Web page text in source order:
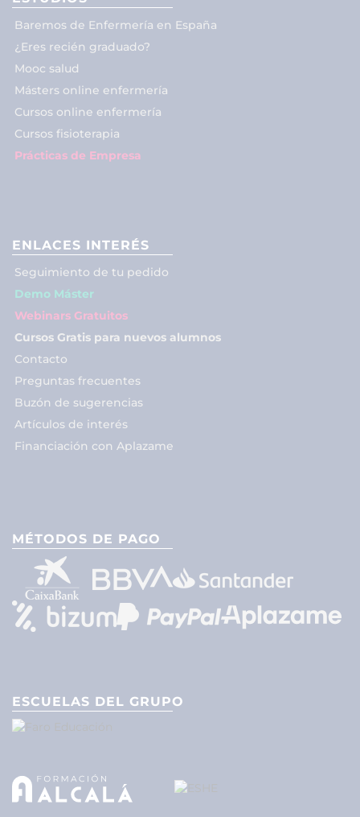
Baremos de Enfermería en España
¿Eres recién graduado?
Mooc salud
Másters online enfermería
Cursos online enfermería
Cursos fisioterapia
Prácticas de Empresa
ENLACES INTERÉS
Seguimiento de tu pedido
Demo Máster
Webinars Gratuitos
Cursos Gratis para nuevos alumnos
Contacto
Preguntas frecuentes
Buzón de sugerencias
Artículos de interés
Financiación con Aplazame
MÉTODOS DE PAGO
ESCUELAS DEL GRUPO